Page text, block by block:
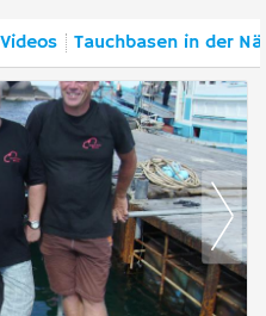
Videos Tauchbasen in der